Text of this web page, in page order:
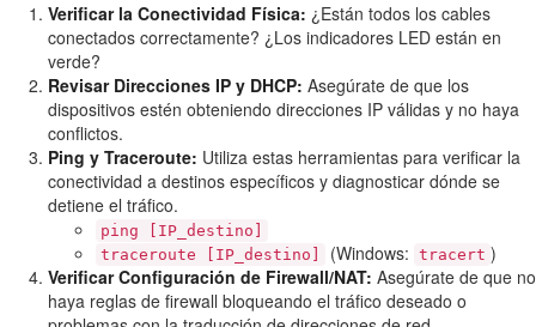
Verificar la Conectividad Física: ¿Están todos los cables
conectados correctamente? ¿Los indicadores LED están en
verde?
Revisar Direcciones IP y DHCP: Asegúrate de que los
dispositivos estén obteniendo direcciones IP válidas y no haya
conflictos.
Ping y Traceroute: Utiliza estas herramientas para verificar la
conectividad a destinos específicos y diagnosticar dónde se
detiene el tráfico.
ping [IP_destino]
traceroute [IP_destino]
(Windows: tracert )
Verificar Configuración de Firewall/NAT: Asegúrate de que no
haya reglas de firewall bloqueando el tráfico deseado o